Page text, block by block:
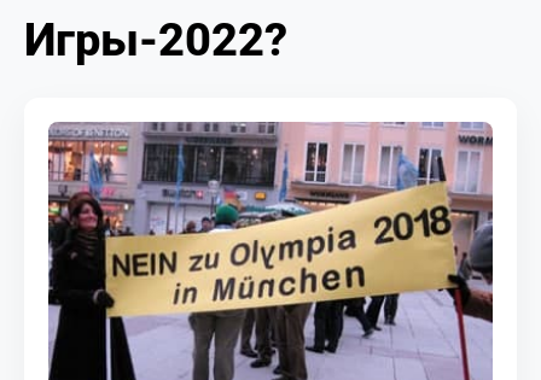
КОРТЫ
UZ-PIN
Игры-2022?